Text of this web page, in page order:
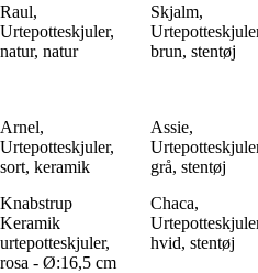
Raul,
Urtepotteskjuler,
natur, natur
Skjalm,
brun, stentøj
Arnel,
Urtepotteskjuler,
sort, keramik
Assie,
grå, stentøj
Knabstrup
Keramik
urtepotteskjuler,
rosa - Ø:16,5 cm
Chaca,
hvid, stentøj